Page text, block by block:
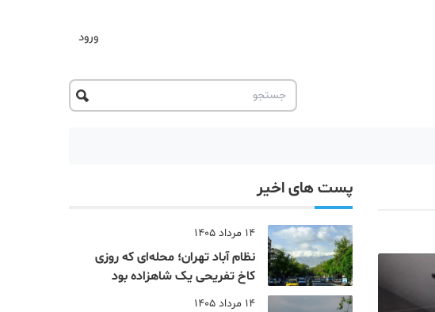
ورود
پست های اخیر
14 مرداد 1405
نظام‌ آباد تهران؛ محله‌ای که روزی
کاخ تفریحی یک شاهزاده بود
14 مرداد 1405